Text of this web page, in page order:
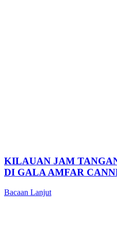
KILAUAN JAM
DI GALA AMFAR
Bacaan Lanjut